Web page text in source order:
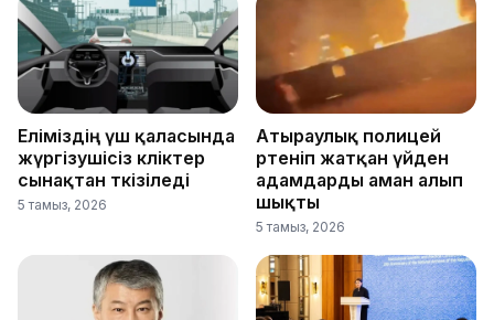
Еліміздің үш қаласында
жүргізушісіз көліктер
сынақтан өткізіледі
5 тамыз, 2026
Атыраулық полицей
өртеніп жатқан үйден
адамдарды аман алып
шықты
5 тамыз, 2026